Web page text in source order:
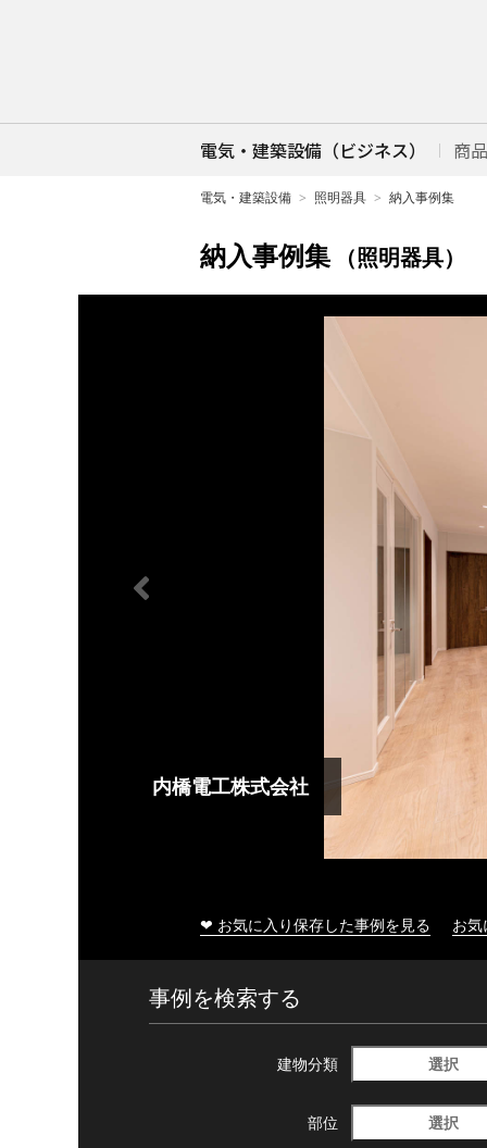
電気・建築設備（ビジネス） 商
電気・建築設備 照明器具 納入事例集
納入事例集 （照明器具）
内橋電工株式会社
❤ お気に入り保存した事例を見る お
事例を検索する
建物分類 選択
部位 選択